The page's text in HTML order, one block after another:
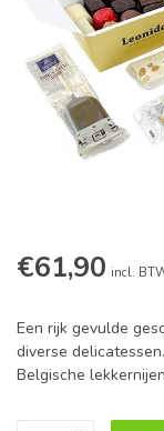
€61,90 incl.
Een rijk gevulde
diverse
Belgische